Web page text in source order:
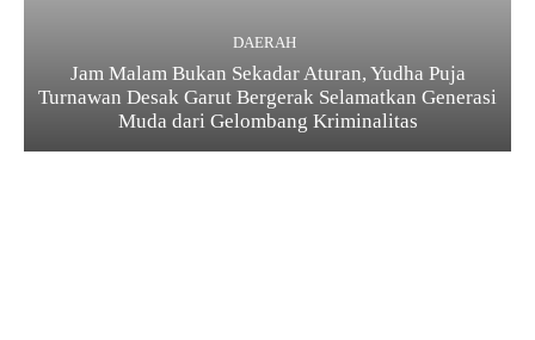
DAERAH
Jam Malam Bukan Sekadar Aturan, Yudha Puja
Turnawan Desak Garut Bergerak Selamatkan Generasi
Muda dari Gelombang Kriminalitas